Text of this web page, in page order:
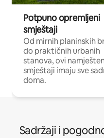
Potpuno opremljeni
smještaji
Od mirnih planinskih
do praktičnih urbanih
stanova, ovi
smještaji imaju sve
doma.
Sadržaji i